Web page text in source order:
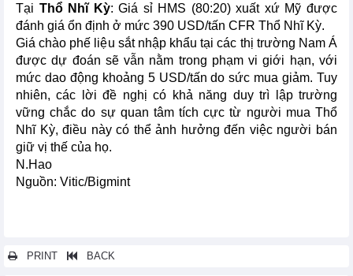
Tại Thổ Nhĩ Kỳ: Giá sỉ HMS (80:20) xuất xứ Mỹ được
đánh giá ổn định ở mức 390 USD/tấn CFR Thổ Nhĩ Kỳ.
Giá chào phế liệu sắt nhập khẩu tại các thị trường Nam Á
được dự đoán sẽ vẫn nằm trong phạm vi giới hạn, với
mức dao động khoảng 5 USD/tấn do sức mua giảm. Tuy
nhiên, các lời đề nghị có khả năng duy trì lập trường
vững chắc do sự quan tâm tích cực từ người mua Thổ
Nhĩ Kỳ, điều này có thể ảnh hưởng đến việc người bán
giữ vị thế của họ.
N.Hao
Nguồn: Vitic/Bigmint
PRINT BACK